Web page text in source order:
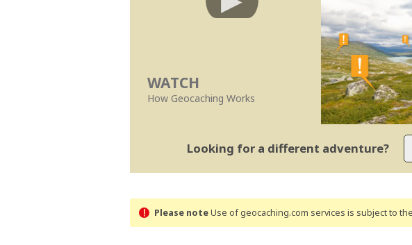
WATCH
How Geocaching Works
Looking for a different adventure?
Please noteUse of geocaching.com services is subject to